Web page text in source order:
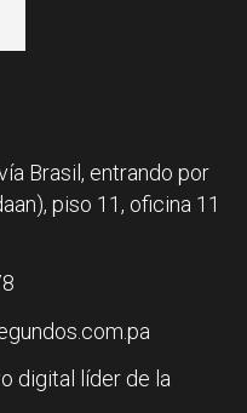
Brasil, entrando por
piso 11, oficina 11
digital líder de la